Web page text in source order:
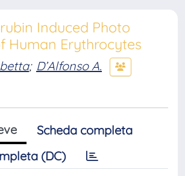
Induced Photo
Human Erythrocytes
; D’Alfonso A.
Scheda completa
(DC)